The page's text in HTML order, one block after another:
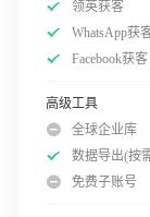
领英获客
WhatsApp获
Facebook获客
高级工具
全球企业库
数据导出(按
免费子账号